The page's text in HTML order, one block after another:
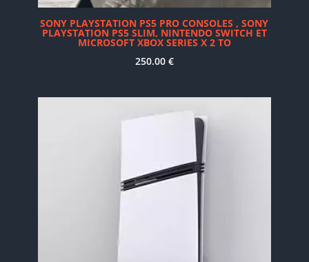
SONY PLAYSTATION PS5 PRO CONSOLES , SONY
PLAYSTATION PS5 SLIM, NINTENDO SWITCH ET
MICROSOFT XBOX SERIES X 2 TO
250.00 €